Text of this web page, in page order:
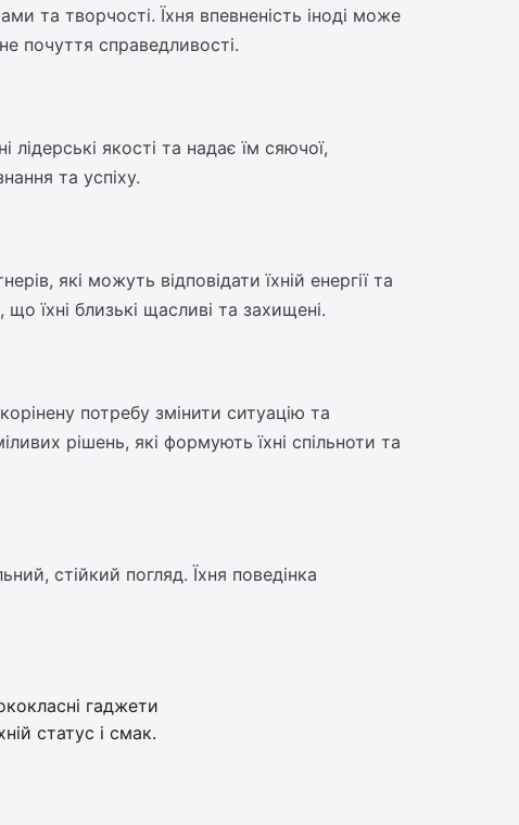
та творчості. Їхня впевненість іноді може
почуття справедливості.
якості та надає їм сяючої,
та успіху.
які можуть відповідати їхній енергії та
їхні близькі щасливі та захищені.
потребу змінити ситуацію та
рішень, які формують їхні спільноти та
стійкий погляд. Їхня поведінка
гаджети
статус і смак.